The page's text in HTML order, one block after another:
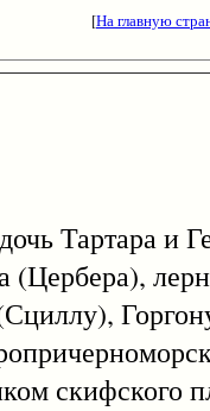
[На главную
Тартара и